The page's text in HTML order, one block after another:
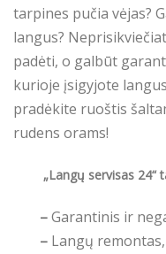
tarpines pučia vėjas?
langus?
padėti, o galbūt
kurioje įsigyjote
pradėkite ruoštis
rudens orams!
„Langų servisas 24“
–Garantinis ir
– Langų